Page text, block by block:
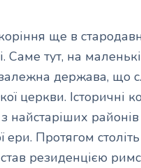
ще в
Саме тут, на
держава, що
церкви. Історичні
найстаріших
ери. Протягом
резиденцією